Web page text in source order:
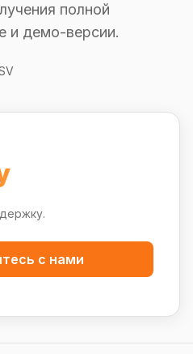
полной
и демо-версии.
с нами